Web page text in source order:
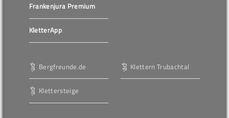
Frankenjura Premium
KletterApp
Bergfreunde.de
Klettersteige
Klettern Trubachtal